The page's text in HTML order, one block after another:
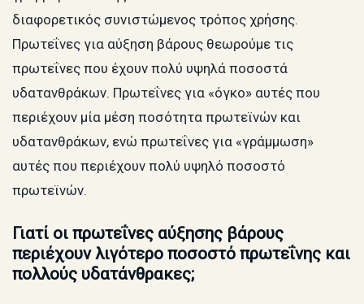
διαφορετικός συνιστώμενος τρόπος χρήσης.
Πρωτεΐνες για αύξηση βάρους θεωρούμε τις
πρωτεΐνες που έχουν πολύ υψηλά ποσοστά
υδατανθράκων. Πρωτεΐνες για «όγκο» αυτές που
περιέχουν μία μέση ποσότητα πρωτεϊνών και
υδατανθράκων, ενώ πρωτεΐνες για «γράμμωση»
αυτές που περιέχουν πολύ υψηλό ποσοστό
πρωτεϊνών.
Γιατί οι πρωτεΐνες αύξησης βάρους
περιέχουν λιγότερο ποσοστό πρωτεΐνης και
πολλούς υδατάνθρακες;